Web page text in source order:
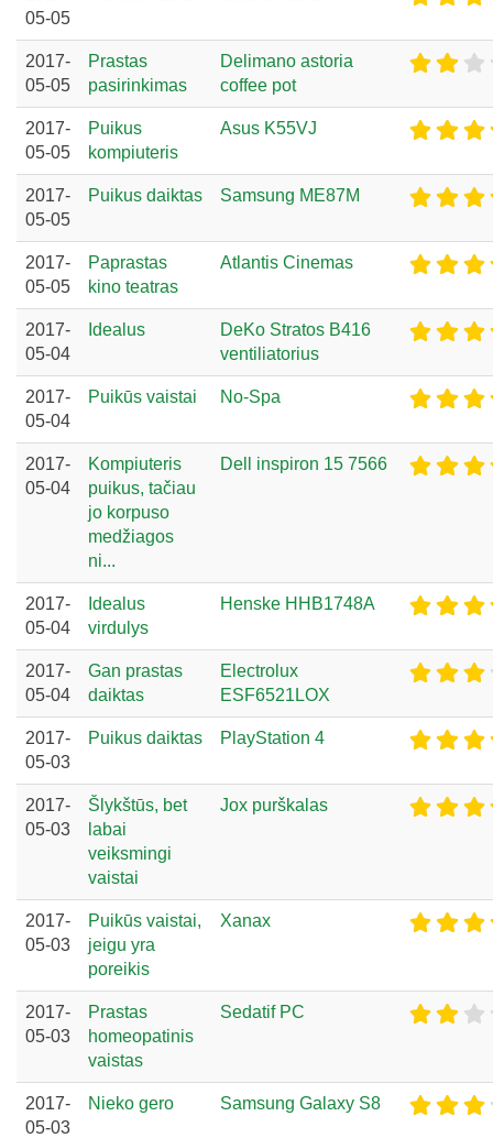
05-05
2017-
05-05
Prastas
pasirinkimas
Delimano astoria
coffee pot
2017-
05-05
Puikus
kompiuteris
Asus K55VJ
2017-
05-05
Puikus daiktas Samsung ME87M
2017-
05-05
Paprastas
kino teatras
Atlantis Cinemas
2017-
05-04
Idealus
DeKo Stratos B416
ventiliatorius
2017-
05-04
Puikūs vaistai No-Spa
2017-
05-04
Kompiuteris
puikus, tačiau
jo korpuso
medžiagos
ni...
Dell inspiron 15 7566
2017-
05-04
Idealus
virdulys
Henske HHB1748A
2017-
05-04
Gan prastas
daiktas
Electrolux
ESF6521LOX
2017-
05-03
Puikus daiktas PlayStation 4
2017-
05-03
Šlykštūs, bet
labai
veiksmingi
vaistai
Jox purškalas
2017-
05-03
Puikūs vaistai,
jeigu yra
poreikis
Xanax
2017-
05-03
Prastas
homeopatinis
vaistas
Sedatif PC
2017-
05-03
Nieko gero Samsung Galaxy S8